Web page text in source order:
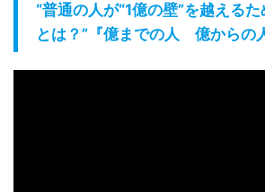
“普通の人が“1億の壁”を越える
とは？”『億までの人 億からの